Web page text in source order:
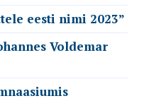
eesti nimi 2023”
Voldemar